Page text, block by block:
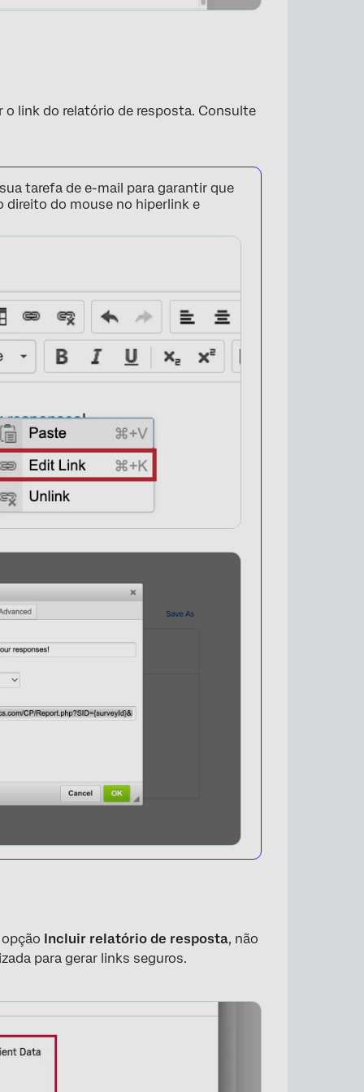
×
link do relatório de resposta. Consulte
tarefa de e-mail para garantir que
direito do mouse no hiperlink e
Incluir relatório de resposta, não
para gerar links seguros.